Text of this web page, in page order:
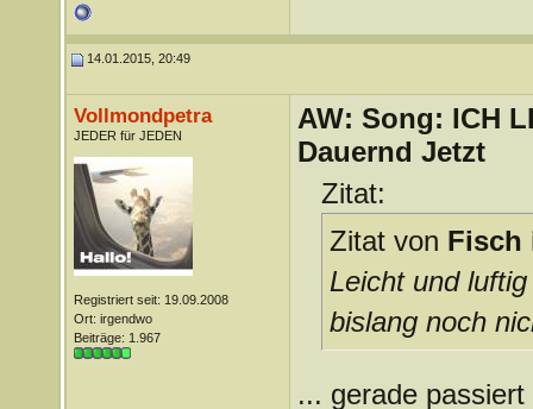
14.01.2015, 20:49
Vollmondpetra
JEDER für JEDEN
Registriert seit: 19.09.2008
Ort: irgendwo
Beiträge: 1.967
AW: Song: ICH
Dauernd Jetzt
Zitat:
Zitat von Fisch
Leicht und
bislang noch
... gerade passiert